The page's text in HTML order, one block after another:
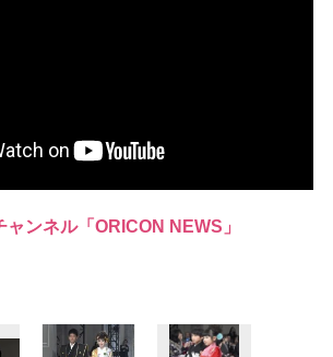
ンネル「ORICON NEWS」